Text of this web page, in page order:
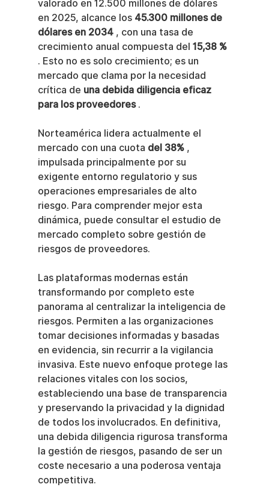
valorado en 12.500 millones de dólares
en 2025, alcance los 45.300 millones de
dólares en 2034 , con una tasa de
crecimiento anual compuesta del 15,38 %
. Esto no es solo crecimiento; es un
mercado que clama por la necesidad
crítica de una debida diligencia eficaz
para los proveedores .
Norteamérica lidera actualmente el
mercado con una cuota del 38% ,
impulsada principalmente por su
exigente entorno regulatorio y sus
operaciones empresariales de alto
riesgo. Para comprender mejor esta
dinámica, puede consultar el estudio de
mercado completo sobre gestión de
riesgos de proveedores.
Las plataformas modernas están
transformando por completo este
panorama al centralizar la inteligencia de
riesgos. Permiten a las organizaciones
tomar decisiones informadas y basadas
en evidencia, sin recurrir a la vigilancia
invasiva. Este nuevo enfoque protege las
relaciones vitales con los socios,
estableciendo una base de transparencia
y preservando la privacidad y la dignidad
de todos los involucrados. En definitiva,
una debida diligencia rigurosa transforma
la gestión de riesgos, pasando de ser un
coste necesario a una poderosa ventaja
competitiva.